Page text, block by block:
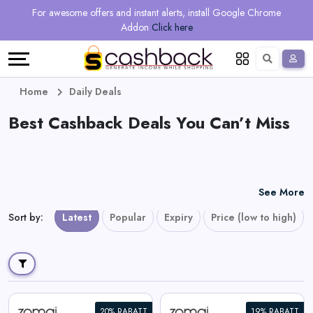
For awesome offers and instant alerts, install Google Chrome
Addon Click here
Regional
Online
Vouchers
Daily
All
Earn
Earn
Earn
Language
Deutsch
Home Daily Deals
Best Cashback Deals You Can’t Miss
See More
Sort by: Latest Popular Expiry Price (low to high)